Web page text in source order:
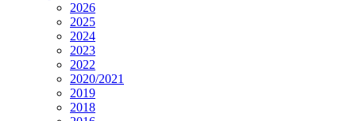
2026
2025
2024
2023
2022
2020/2021
2019
2018